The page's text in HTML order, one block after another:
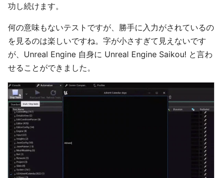
功し続けます。
何の意味もないテストですが、勝手に入力がされているの
を見るのは楽しいですね。字が小さすぎて見えないです
が、Unreal Engine 自身に Unreal Engine Saikou! と言わ
せることができました。